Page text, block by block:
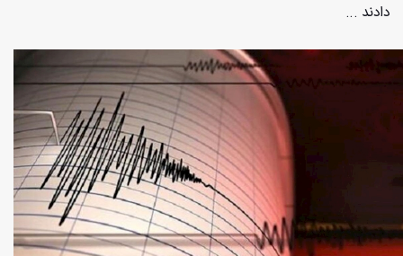
دادند ...